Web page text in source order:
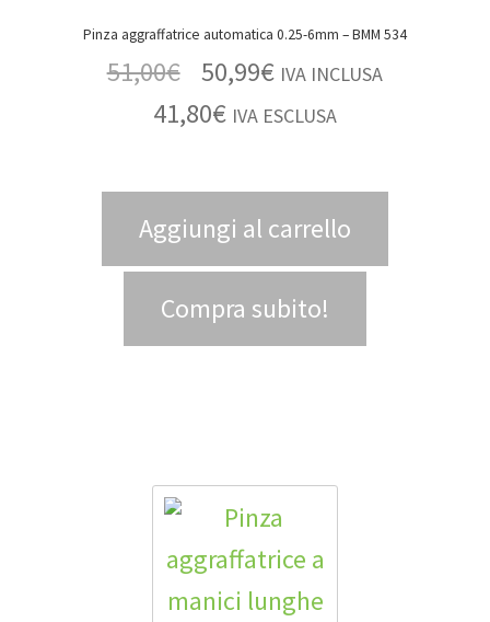
Pinza aggraffatrice automatica 0.25-6mm – BMM 534
51,00€ 50,99€ IVA INCLUSA
41,80€ IVA ESCLUSA
Aggiungi al carrello
Compra subito!